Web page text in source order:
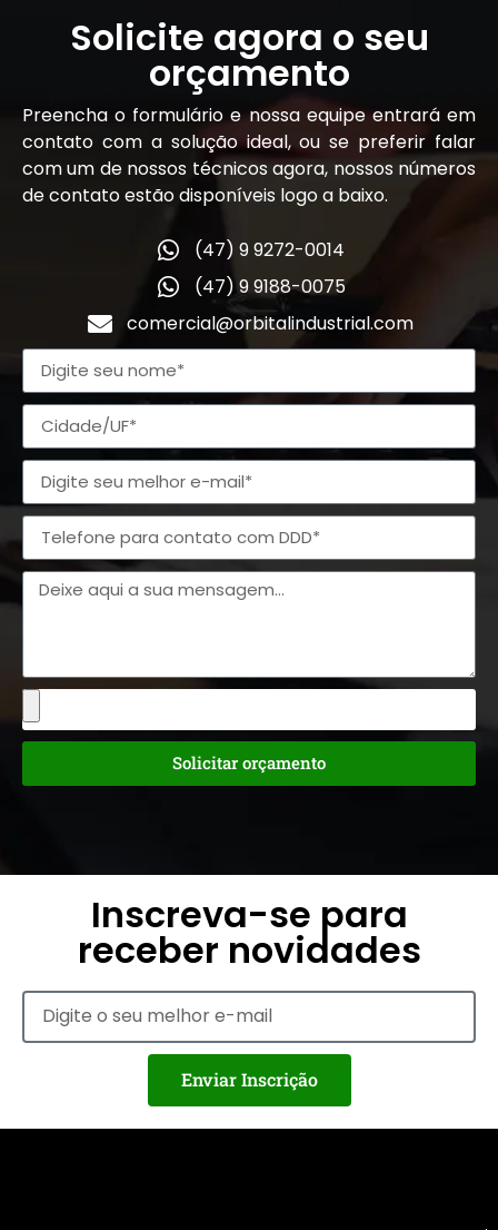
Solicite agora o seu
orçamento
Preencha o formulário e nossa equipe entrará em
contato com a solução ideal, ou se preferir falar
com um de nossos técnicos agora, nossos números
de contato estão disponíveis logo a baixo.
(47) 9 9272-0014
(47) 9 9188-0075
comercial@orbitalindustrial.com
Solicitar orçamento
Inscreva-se para
receber novidades
Enviar Inscrição